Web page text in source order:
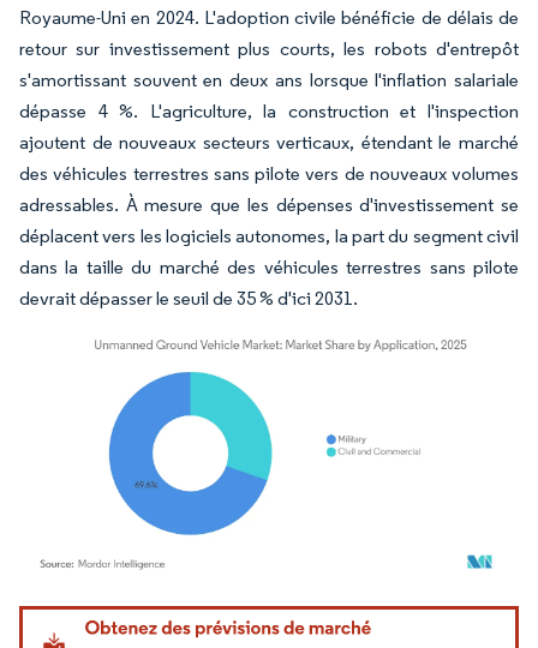
Royaume-Uni en 2024. L'adoption civile bénéficie de délais de
retour sur investissement plus courts, les robots d'entrepôt
s'amortissant souvent en deux ans lorsque l'inflation salariale
dépasse 4 %. L'agriculture, la construction et l'inspection
ajoutent de nouveaux secteurs verticaux, étendant le marché
des véhicules terrestres sans pilote vers de nouveaux volumes
adressables. À mesure que les dépenses d'investissement se
déplacent vers les logiciels autonomes, la part du segment civil
dans la taille du marché des véhicules terrestres sans pilote
devrait dépasser le seuil de 35 % d'ici 2031.
Image © Mordor Intelligence. La réutilisation nécessite une attribution sous CC BY